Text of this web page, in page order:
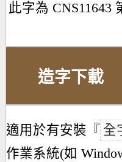
此字為 CNS11643
造字下載
適用於有安裝『 全
作業系統(如